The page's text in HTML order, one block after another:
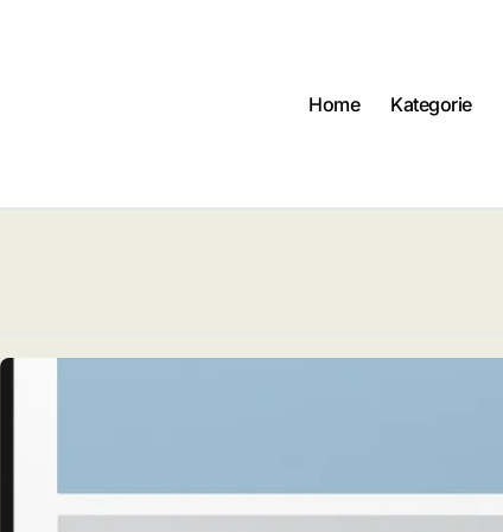
Home Kategorie